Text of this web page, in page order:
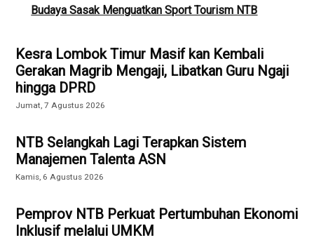
Budaya Sasak Menguatkan Sport Tourism NTB
Kesra Lombok Timur Masif kan Kembali
Gerakan Magrib Mengaji, Libatkan Guru Ngaji
hingga DPRD
Jumat, 7 Agustus 2026
NTB Selangkah Lagi Terapkan Sistem
Manajemen Talenta ASN
Kamis, 6 Agustus 2026
Pemprov NTB Perkuat Pertumbuhan Ekonomi
Inklusif melalui UMKM